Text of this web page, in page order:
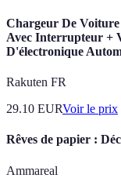
Chargeur De
Avec Interrupteur +
D'électronique
Rakuten FR
29.10 EURVoir le prix
Rêves de papier :
Ammareal